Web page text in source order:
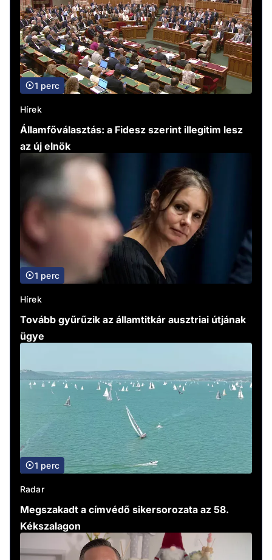
1 perc
Hírek
Államfőválasztás: a Fidesz szerint illegitim lesz
az új elnök
1 perc
Hírek
Tovább gyűrűzik az államtitkár ausztriai útjának
ügye
1 perc
Radar
Megszakadt a címvédő sikersorozata az 58.
Kékszalagon